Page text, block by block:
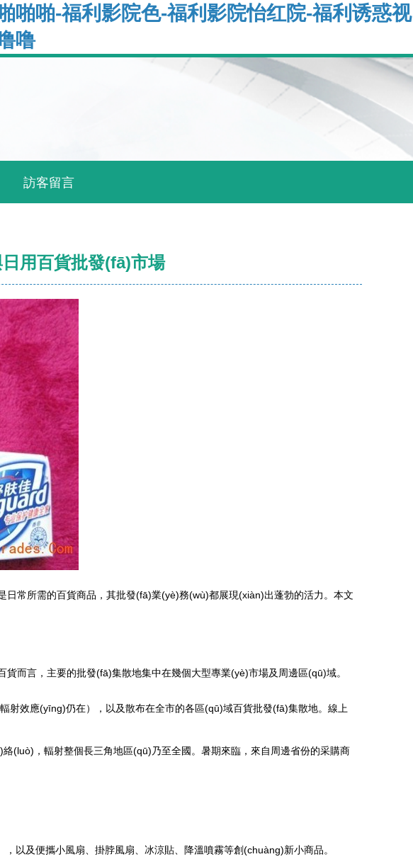
啪啪-福利影院色-福利影院怡红院-福利诱惑视
噜
訪客留言
用百貨批發(fā)市場
常所需的百貨商品，其批發(fā)業(yè)務(wù)都展現(xiàn)出蓬勃的活力。本文
而言，主要的批發(fā)集散地集中在幾個大型專業(yè)市場及周邊區(qū)域。
效應(yīng)仍在），以及散布在全市的各區(qū)域百貨批發(fā)集散地。線上
(luò)，輻射整個長三角地區(qū)乃至全國。暑期來臨，來自周邊省份的采購商
以及便攜小風扇、掛脖風扇、冰涼貼、降溫噴霧等創(chuàng)新小商品。